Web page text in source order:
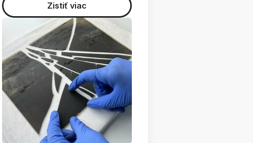
Zistiť viac